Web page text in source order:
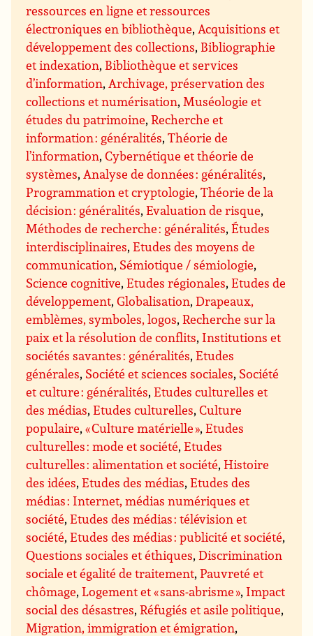
ressources en ligne et ressources
électroniques en bibliothèque,Acquisitions et
développement des collections, Bibliographie
et indexation, Bibliothèque et services
d’information,Archivage, préservation des
collections et numérisation,Muséologie et
études du patrimoine,Recherche et
information : généralités,Théorie de
l’information,Cybernétique et théorie de
systèmes,Analyse de données : généralités,
Programmation et cryptologie,Théorie de la
décision : généralités,Evaluation de risque,
Méthodes de recherche : généralités,Études
interdisciplinaires,Etudes des moyens de
communication, Sémiotique / sémiologie,
Science cognitive,Etudes régionales,Etudes de
développement,Globalisation,Drapeaux,
emblèmes, symboles, logos,Recherche sur la
paix et la résolution de conflits, Institutions et
sociétés savantes : généralités,Etudes
générales, Société et sciences sociales, Société
et culture : généralités,Etudes culturelles et
des médias,Etudes culturelles,Culture
populaire,« Culture matérielle »,Etudes
culturelles : mode et société,Etudes
culturelles : alimentation et société,Histoire
des idées,Etudes des médias,Etudes des
médias : Internet, médias numériques et
société,Etudes des médias : télévision et
société,Etudes des médias : publicité et société,
Questions sociales et éthiques,Discrimination
sociale et égalité de traitement,Pauvreté et
chômage,Logement et « sans-abrisme », Impact
social des désastres,Réfugiés et asile politique,
Migration, immigration et émigration,